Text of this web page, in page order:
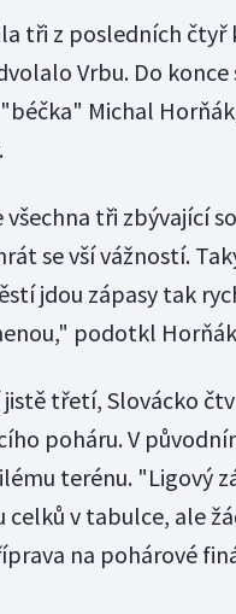
tři z posledních čtyř
Vrbu. Do
Michal
tři zbývající
se vší vážností.
jdou zápasy tak
podotkl
jistě třetí, Slovácko
poháru. V
terénu. "Ligový
celků v tabulce, ale
na pohárové